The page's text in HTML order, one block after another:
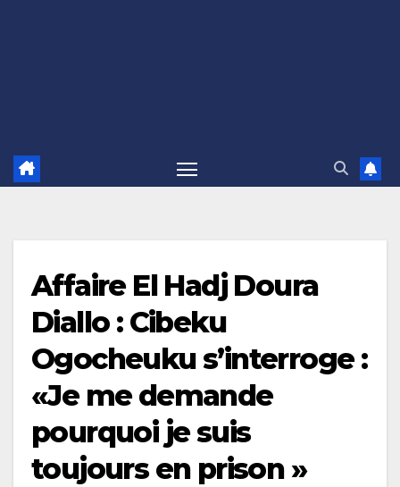
Affaire El Hadj Doura
Diallo : Cibeku
Ogocheuku s’interroge :
«Je me demande
pourquoi je suis
toujours en prison »